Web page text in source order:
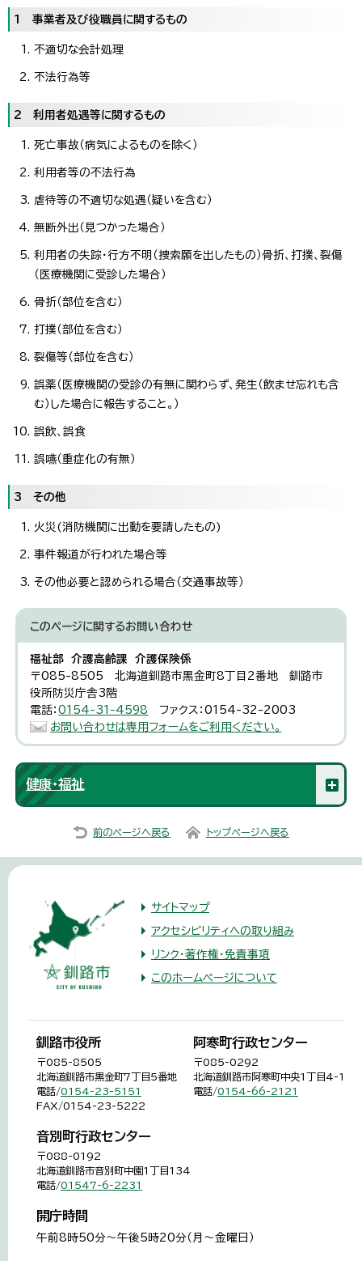
1 事業者及び役職員に関するもの
不適切な会計処理
不法行為等
2 利用者処遇等に関するもの
死亡事故（病気によるものを除く）
利用者等の不法行為
虐待等の不適切な処遇（疑いを含む）
無断外出（見つかった場合）
利用者の失踪・行方不明（捜索願を出したもの）骨折、打撲、裂傷
（医療機関に受診した場合）
骨折（部位を含む）
打撲（部位を含む）
裂傷等（部位を含む）
誤薬（医療機関の受診の有無に関わらず、発生（飲ませ忘れも含
む）した場合に報告すること。）
誤飲、誤食
誤嚥（重症化の有無）
3 その他
火災(消防機関に出動を要請したもの)
事件報道が行われた場合等
その他必要と認められる場合（交通事故等）
このページに関するお問い合わせ
福祉部 介護高齢課 介護保険係
〒085-8505 北海道釧路市黒金町8丁目2番地 釧路市
役所防災庁舎3階
電話：0154-31-4598
ファクス：0154-32-2003
お問い合わせは専用フォームをご利用ください。
健康・福祉
前のページへ戻る トップページへ戻る
サイトマップ
アクセシビリティへの取り組み
リンク・著作権・免責事項
このホームページについて
釧路市役所
〒085-8505
北海道釧路市黒金町7丁目5番地
電話/0154-23-5151
FAX/0154-23-5222
阿寒町行政センター
〒085-0292
北海道釧路市阿寒町中央1丁目4-1
電話/0154-66-2121
音別町行政センター
〒088-0192
北海道釧路市音別町中園1丁目134
電話/01547-6-2231
開庁時間
午前8時50分～午後5時20分（月～金曜日）